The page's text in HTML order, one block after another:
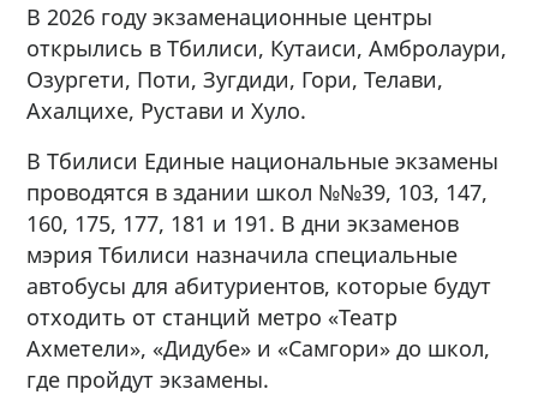
В 2026 году экзаменационные центры
открылись в Тбилиси, Кутаиси, Амбролаури,
Озургети, Поти, Зугдиди, Гори, Телави,
Ахалцихе, Рустави и Хуло.
В Тбилиси Единые национальные экзамены
проводятся в здании школ №№39, 103, 147,
160, 175, 177, 181 и 191. В дни экзаменов
мэрия Тбилиси назначила специальные
автобусы для абитуриентов, которые будут
отходить от станций метро «Театр
Ахметели», «Дидубе» и «Самгори» до школ,
где пройдут экзамены.